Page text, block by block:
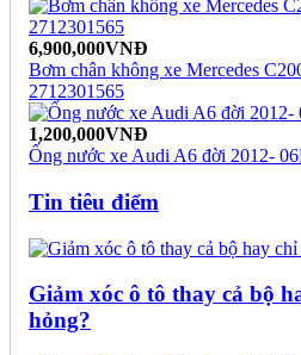
6,900,000VNĐ
Bơm chân không xe Mercedes
2712301565
1,200,000VNĐ
Ống nước xe Audi A6 đời 2012-
Tin tiêu điểm
Giảm xóc ô tô thay cả bộ
hỏng?